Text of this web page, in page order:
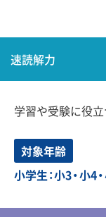
速読解力
学習や受験に役
対象年齢
小学生：小3・小4